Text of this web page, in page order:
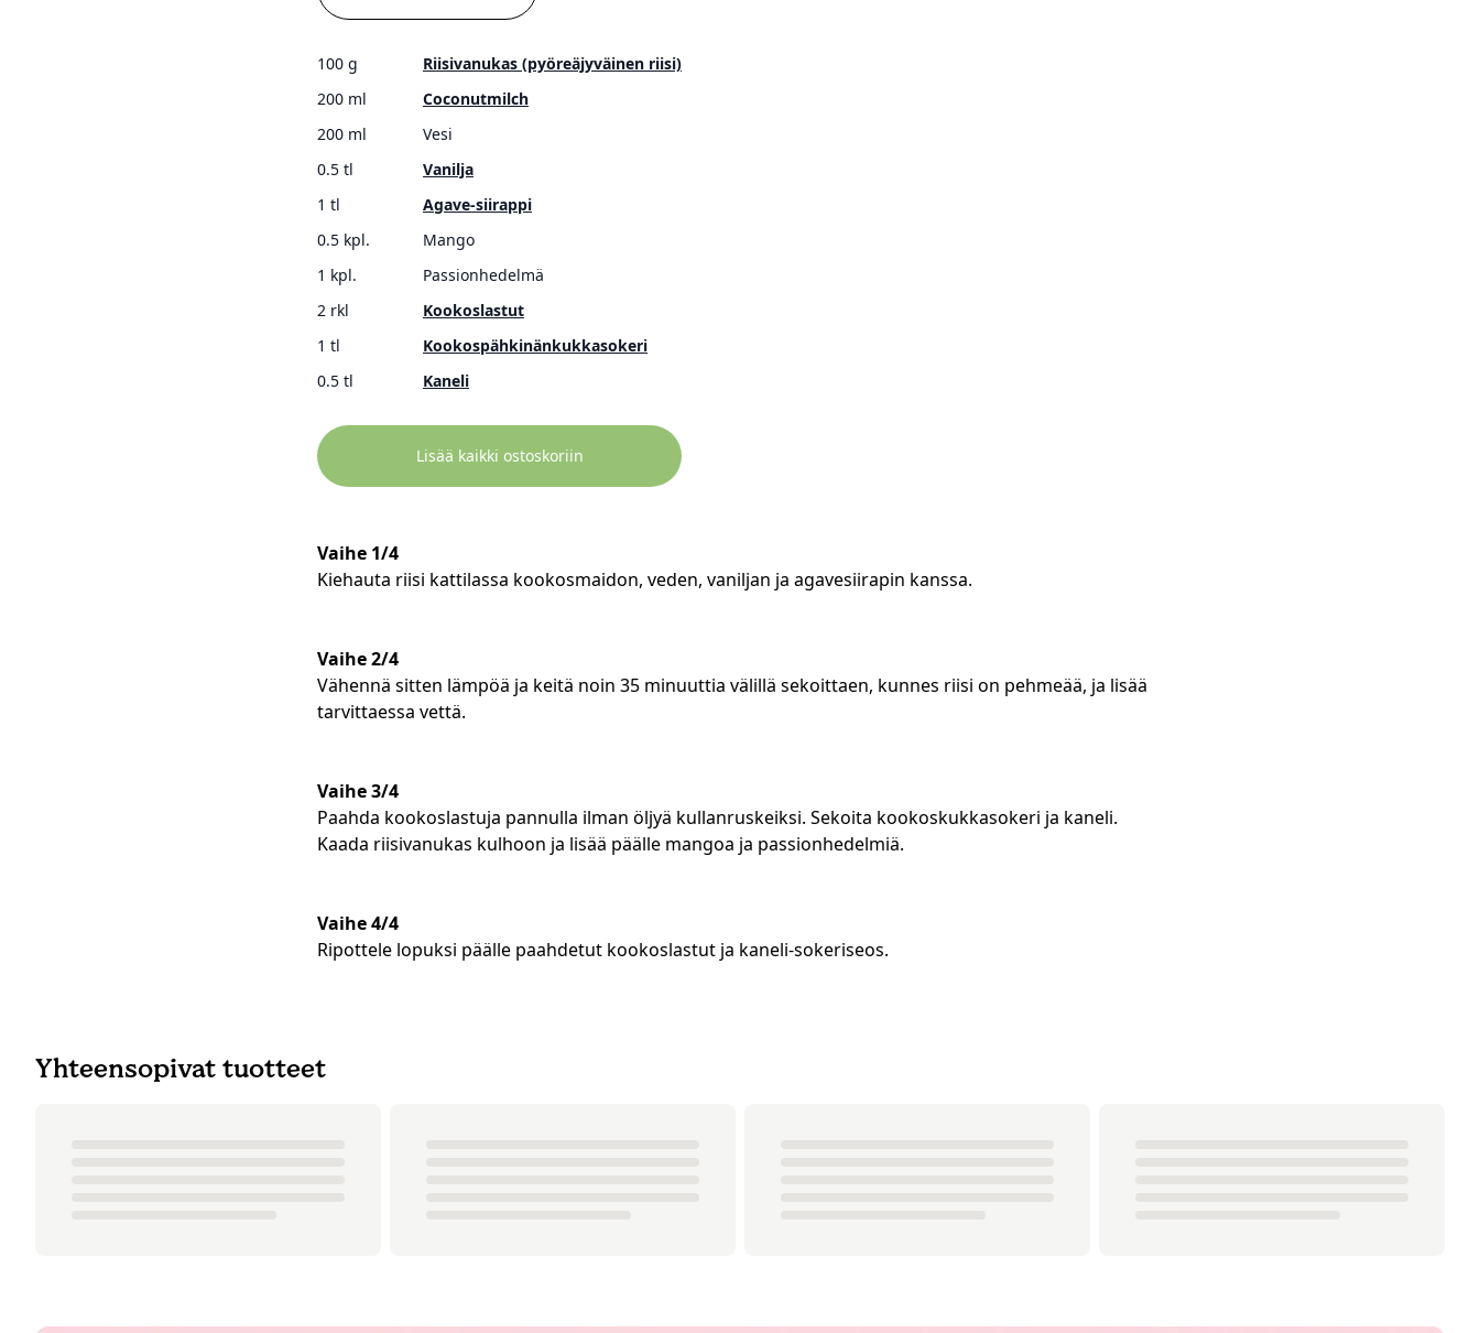
100 g
Riisivanukas (pyöreäjyväinen riisi)
200 ml
Coconutmilch
200 ml
Vesi
0.5 tl
Vanilja
1 tl
Agave-siirappi
0.5 kpl.
Mango
1 kpl.
Passionhedelmä
2 rkl
Kookoslastut
1 tl
Kookospähkinänkukkasokeri
0.5 tl
Kaneli
Lisää kaikki ostoskoriin
Vaihe 1/4
Kiehauta riisi kattilassa kookosmaidon, veden, vaniljan ja agavesiirapin kanssa.
Vaihe 2/4
Vähennä sitten lämpöä ja keitä noin 35 minuuttia välillä sekoittaen, kunnes riisi on pehmeää, ja lisää
tarvittaessa vettä.
Vaihe 3/4
Paahda kookoslastuja pannulla ilman öljyä kullanruskeiksi. Sekoita kookoskukkasokeri ja kaneli.
Kaada riisivanukas kulhoon ja lisää päälle mangoa ja passionhedelmiä.
Vaihe 4/4
Ripottele lopuksi päälle paahdetut kookoslastut ja kaneli-sokeriseos.
Yhteensopivat tuotteet